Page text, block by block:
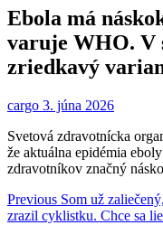
Ebola má
varuje WHO. V
zriedkavý
cargo 3. júna 2026
Svetová zdravotnícka
že aktuálna epidémia
zdravotníkov značný
Navigácia
Previous Previous
post:
Som už
zrazil cyklistku. Chce sa